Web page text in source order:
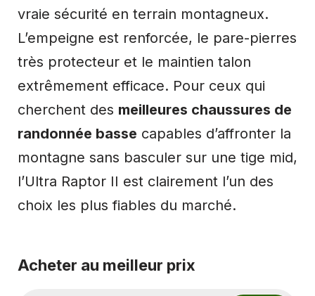
vraie sécurité en terrain montagneux.
L’empeigne est renforcée, le pare-pierres
très protecteur et le maintien talon
extrêmement efficace. Pour ceux qui
cherchent des meilleures chaussures de
randonnée basse capables d’affronter la
montagne sans basculer sur une tige mid,
l’Ultra Raptor II est clairement l’un des
choix les plus fiables du marché.
Acheter au meilleur prix